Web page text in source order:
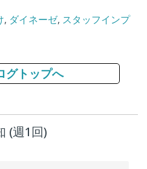
, ダイネーゼ, スタッフインプ
グトップへ
(週1回)